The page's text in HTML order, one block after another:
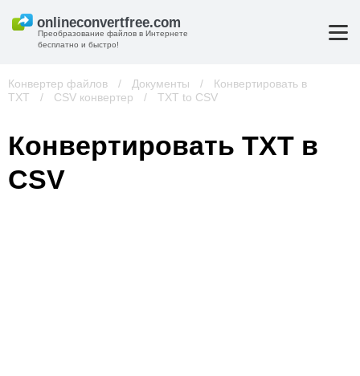
Преобразование файлов в Интернете
бесплатно и быстро!
Конвертер файлов / Документы /
Конвертировать в
TXT
/ CSV конвертер / TXT to CSV
Конвертировать TXT в
CSV